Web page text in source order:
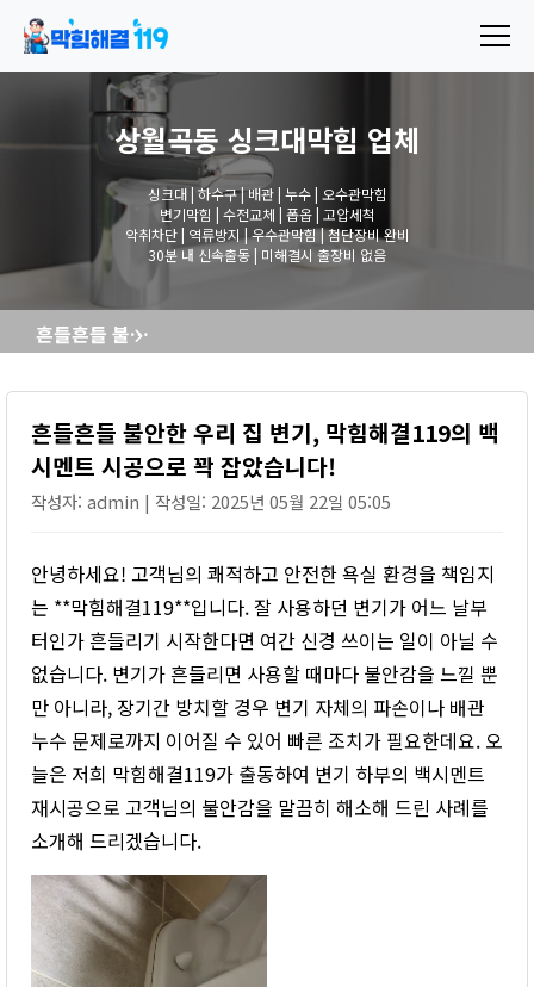
상월곡동 싱크대막힘 업체
싱크대 | 하수구 | 배관 | 누수 | 오수관막힘
변기막힘 | 수전교체 | 폽옵 | 고압세척
악취차단 | 역류방지 | 우수관막힘 | 첨단장비 완비
30분 내 신속출동 | 미해결시 출장비 없음
흔들흔들 불안한 우리 집 변기, 막힘해결119의 백시멘트 시공으로 꽉 잡았습니다!
흔들흔들 불안한 우리 집 변기, 막힘해결119의 백
시멘트 시공으로 꽉 잡았습니다!
작성자: admin | 작성일: 2025년 05월 22일 05:05
안녕하세요! 고객님의 쾌적하고 안전한 욕실 환경을 책임지
는 **막힘해결119**입니다. 잘 사용하던 변기가 어느 날부
터인가 흔들리기 시작한다면 여간 신경 쓰이는 일이 아닐 수
없습니다. 변기가 흔들리면 사용할 때마다 불안감을 느낄 뿐
만 아니라, 장기간 방치할 경우 변기 자체의 파손이나 배관
누수 문제로까지 이어질 수 있어 빠른 조치가 필요한데요. 오
늘은 저희 막힘해결119가 출동하여 변기 하부의 백시멘트
재시공으로 고객님의 불안감을 말끔히 해소해 드린 사례를
소개해 드리겠습니다.